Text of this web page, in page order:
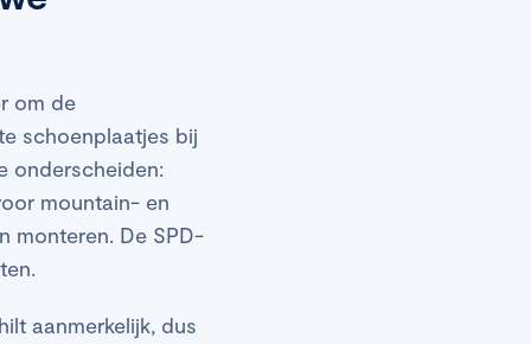
om de
schoenplaatjes bij
onderscheiden:
mountain- en
monteren. De SPD-
aanmerkelijk, dus